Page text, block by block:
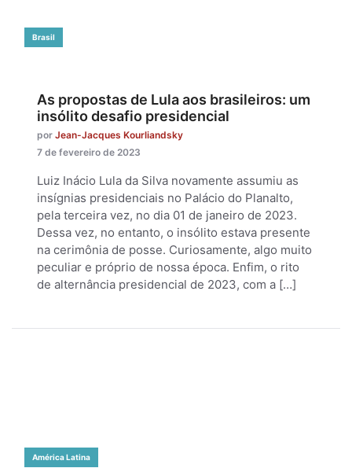
Brasil
As propostas de Lula aos brasileiros: um
insólito desafio presidencial
por Jean-Jacques Kourliandsky
7 de fevereiro de 2023
Luiz Inácio Lula da Silva novamente assumiu as
insígnias presidenciais no Palácio do Planalto,
pela terceira vez, no dia 01 de janeiro de 2023.
Dessa vez, no entanto, o insólito estava presente
na cerimônia de posse. Curiosamente, algo muito
peculiar e próprio de nossa época. Enfim, o rito
de alternância presidencial de 2023, com a […]
América Latina